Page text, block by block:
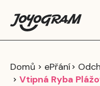
Domů ePřání
Vtipná Ryba